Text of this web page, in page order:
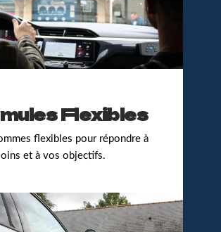
Flexibles
flexibles pour répondre à
et à vos objectifs.